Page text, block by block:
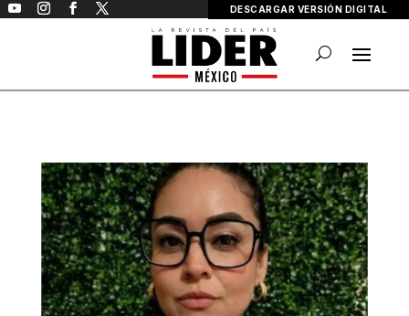
DESCARGAR VERSIÓN DIGITAL